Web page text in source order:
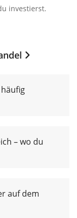
investierst.
häufig
– wo du
auf dem